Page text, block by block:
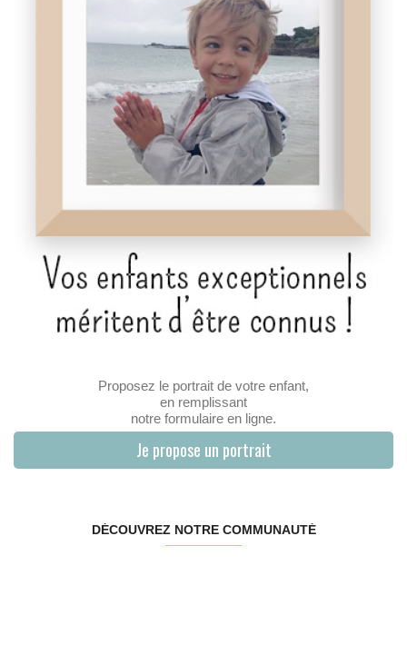
Proposez le portrait de votre enfant,
en remplissant
notre formulaire en ligne.
Je propose un portrait
DÉCOUVREZ NOTRE COMMUNAUTÉ